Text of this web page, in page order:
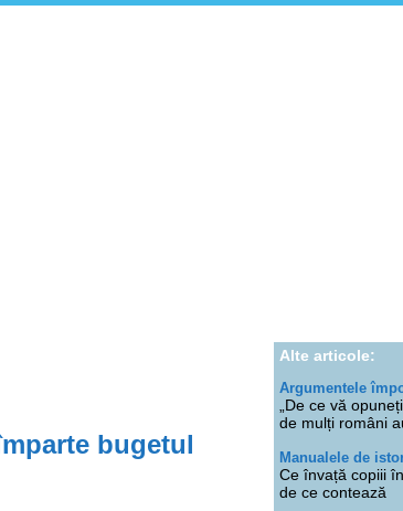
bugetul
Alte articole:
Argumentele
„De ce vă
de mulți români
Manualele de
Ce învață copiii
de ce contează